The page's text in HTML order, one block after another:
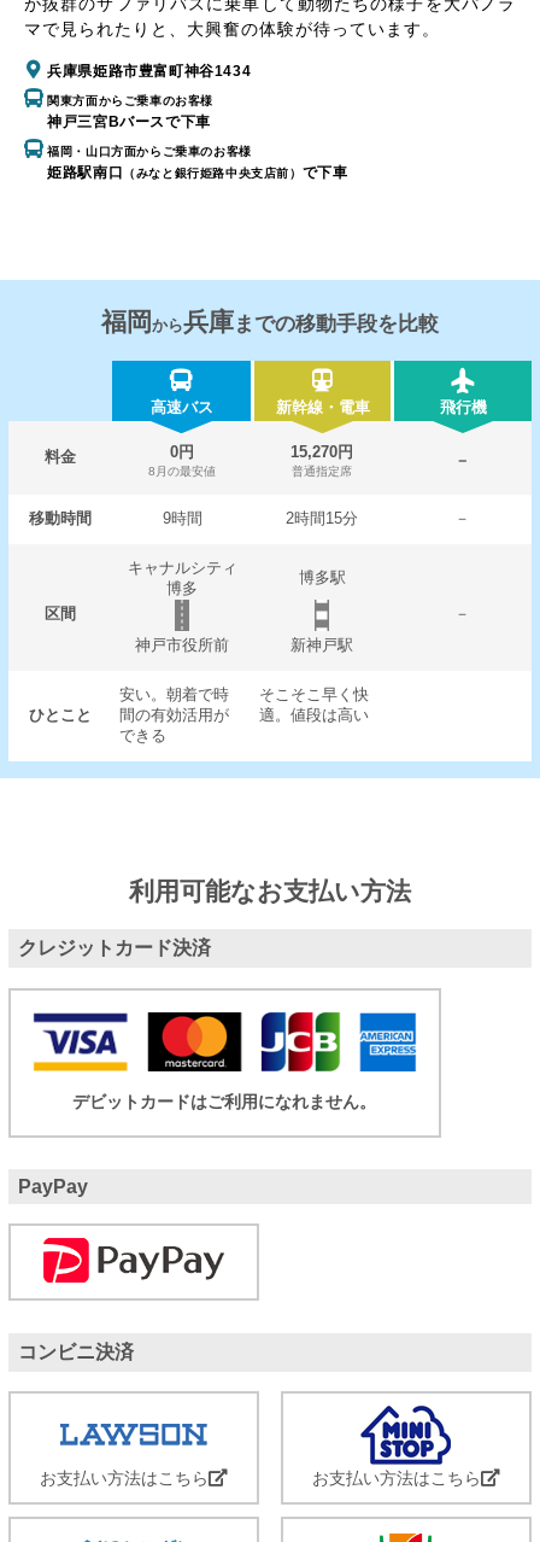
が抜群のサファリバスに乗車して動物たちの様子を大パノラ
マで見られたりと、大興奮の体験が待っています。
兵庫県姫路市豊富町神谷1434
関東方面からご乗車のお客様
神戸三宮Bバースで下車
福岡・山口方面からご乗車のお客様
姫路駅南口 （みなと銀行姫路中央支店前） で下車
福岡 から兵庫までの移動手段を比較
高速バス 新幹線・電車 飛行機
料金 0円
8月の最安値
15,270円
普通指定席
－
移動時間 9時間 2時間15分 －
区間
キャナルシティ
博多
博多駅
－
神戸市役所前
新神戸駅
ひとこと
安い。朝着で時
間の有効活用が
できる
そこそこ早く快
適。値段は高い
利用可能なお支払い方法
クレジットカード決済
デビットカードはご利用になれません。
PayPay
コンビニ決済
お支払い方法はこちら お支払い方法はこちら